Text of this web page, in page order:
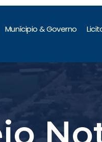
Munícipio & Governo